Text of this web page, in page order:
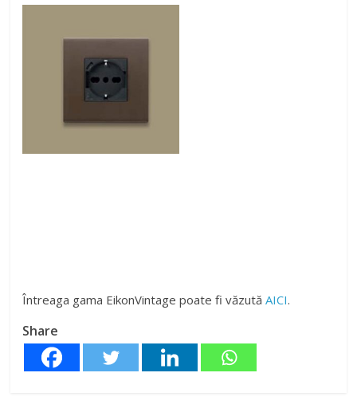
Întreaga gama EikonVintage poate fi văzutăAICI.
Share